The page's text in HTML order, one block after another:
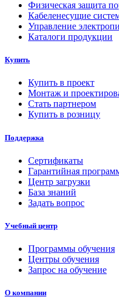
Физическая защита
Кабеленесущие
Управление
Каталоги продукции
Купить
Купить в проект
Монтаж и
Стать партнером
Купить в розницу
Поддержка
Сертификаты
Гарантийная
Центр загрузки
База знаний
Задать вопрос
Учебный центр
Программы обучения
Центры обучения
Запрос на обучение
О компании